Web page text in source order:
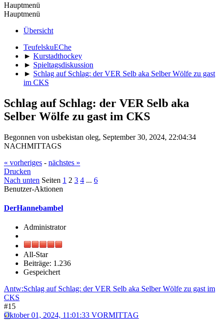
Hauptmenü
Hauptmenü
Übersicht
TeufelskuEChe
► Kurstadthockey
► Spieltagsdiskussion
► Schlag auf Schlag: der VER Selb aka Selber Wölfe zu gast
im CKS
Schlag auf Schlag: der VER Selb aka
Selber Wölfe zu gast im CKS
Begonnen von usbekistan oleg, September 30, 2024, 22:04:34
NACHMITTAGS
« vorheriges - nächstes »
Drucken
Nach unten Seiten 1 2 3 4 ... 6
Benutzer-Aktionen
DerHannebambel
Administrator
All-Star
Beiträge: 1.236
Gespeichert
Antw:Schlag auf Schlag: der VER Selb aka Selber Wölfe zu gast im
CKS
#15
Oktober 01, 2024, 11:01:33 VORMITTAG